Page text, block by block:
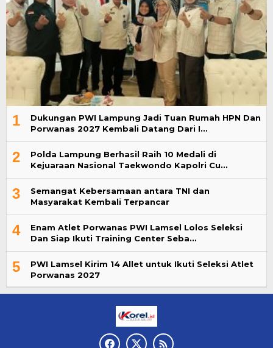
1
Dukungan PWI Lampung Jadi Tuan Rumah HPN Dan
Porwanas 2027 Kembali Datang Dari I…
2
Polda Lampung Berhasil Raih 10 Medali di
Kejuaraan Nasional Taekwondo Kapolri Cu…
3
Semangat Kebersamaan antara TNI dan
Masyarakat Kembali Terpancar
4
Enam Atlet Porwanas PWI Lamsel Lolos Seleksi
Dan Siap Ikuti Training Center Seba…
5
PWI Lamsel Kirim 14 Allet untuk Ikuti Seleksi Atlet
Porwanas 2027